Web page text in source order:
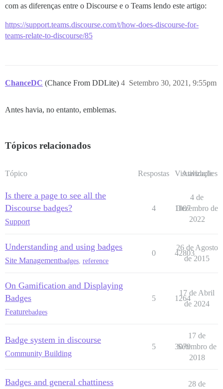
com as diferenças entre o Discourse e o Teams lendo este artigo:
https://support.teams.discourse.com/t/how-does-discourse-for-
teams-relate-to-discourse/85
ChanceDC (Chance From DDLite) Setembro 30, 2021, 9:55pm
4
Antes havia, no entanto, emblemas.
Tópicos relacionados
Tópico Respostas Visualizações
Atividade
Is there a page to see all the
Discourse badges?
Support
4 1007
4 de
Dezembro de
2022
Understanding and using badges
Site Managementbadges reference
0 42803
26 de Agosto
de 2015
On Gamification and Displaying
Badges
Featurebadges
5 1264
17 de Abril
de 2024
Badge system in discourse
Community Building
5 3079
17 de
Setembro de
2018
Badges and general chattiness 28 de